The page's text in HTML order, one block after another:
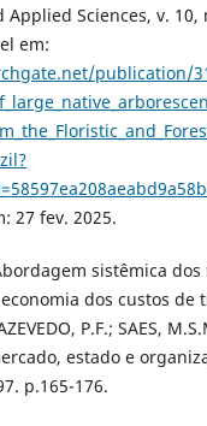
Applied Sciences, v. 10,
em:
publication/
27 fev. 2025.
sistêmica dos
dos custos de
P.F.; SAES,
estado e
p.165-176.